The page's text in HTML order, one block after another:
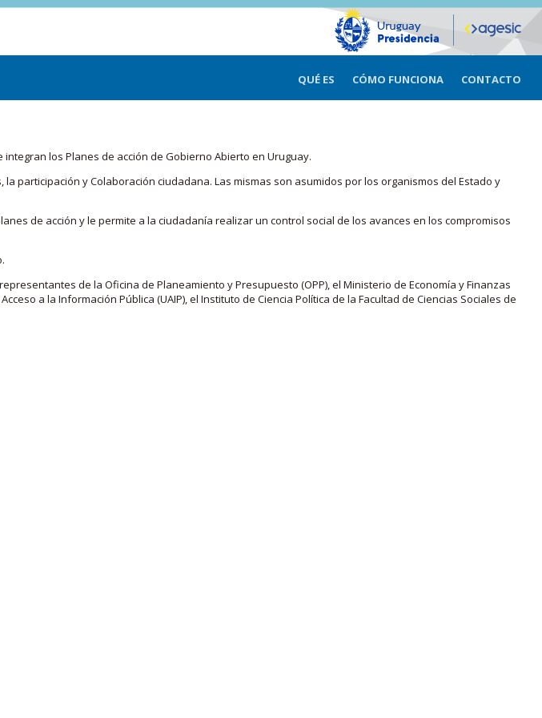
QUÉ ES CÓMO FUNCIONA CONTACTO
los Planes de acción de Gobierno Abierto en Uruguay.
participación y Colaboración ciudadana. Las mismas son asumidos por los organismos del Estado y
de acción y le permite a la ciudadanía realizar un control social de los avances en los compromisos
de la Oficina de Planeamiento y Presupuesto (OPP), el Ministerio de Economía y Finanzas
a la Información Pública (UAIP), el Instituto de Ciencia Política de la Facultad de Ciencias Sociales de